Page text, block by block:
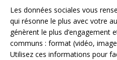
Les données sociales vous
qui résonne le plus avec votre
génèrent le plus d’engagement
communs : format (vidéo,
Utilisez ces informations pour